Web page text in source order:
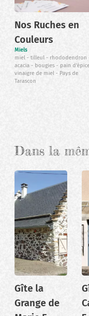
Nos Ruches en
Couleurs
Miels
miel
tilleul
rhododendron
acacia
bougies
pain
vinaigre de miel
Pays de
Tarascon
Dans la
Gîte la
Grange de